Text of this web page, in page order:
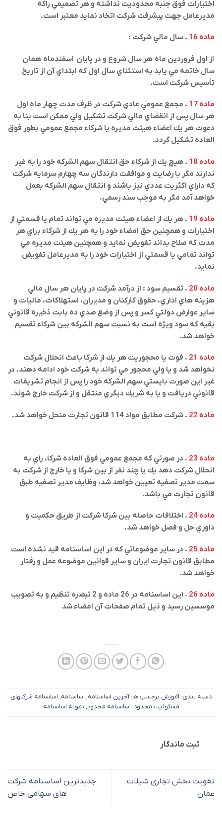
اختيارات فوق جنبه محدوديت نداشته و هر تصميمي راكه
مديرعامل جهت پيشرفت شركت اتخاد نمايد معتبر است.
ماده 16 . سال مالي شركت :
از اول فروردین ماه هر سال شروع و در پایان اسفندماه همان
سال خاتمه مي يابد به استثناي سال اول كه ابتداي آن از تاريخ
تأسيس شركت است.
ماده 17
. مجمع عمومي عادي شركت در ظرف مدت چهار ماه اول
هر سال پس از انقضاي مالي شركت تشكيل ولي ممكن است بنا به
دعوت هر يك اعضاء هيئت مديره يا شركاء مجمع عمومي بطور فوق
العاده تشكيل گردد.
ماده 18
. هيچ يك از شركاء حق انتقال سهم الشركه خود را به غير
ندارند مگر با رضايت و موافقت دارندگان سه چهارم سرمايه شركت
كه داراي اكثريت عددي نيز باشند و انتقال سهم الشركه بعمل
خواهد آمد مگر به موجب سند رسمي.
ماده 19
. هر يك از اعضاء هيئت مديره مي تواند تمام يا قسمتي از
اختيارات و همچنين حق امضاء خود را به هر يك از شركاء براي هر
مدت كه صلاح بداند تفويض نمايد و همچنين هيئت مديره مي
تواند تمامي يا قسمتي از اختيارات خود را به مديرعامل تفويض
نمايد.
ماده 20
. تقسيم سود : از درآمد شركت در پايان هر سال مالي
هزينه هاي اداري، حقوق كاركنان و مديران، استهلاكات، ماليات و
ساير عوارض دولتي كسر و پس از وضع صدي ده بابت ذخيره قانوني
بقيه كه سود ويژه است به نسبت سهم الشركه بين شركاء تقسيم
خواهد شد.
ماده 21
. فوت يا محجوريت هر يك از شركا باعث انحلال شركت
نخواهد شد و يا ولي محجور مي تواند به شركت خود ادامه دهند. در
غير اين صورت بايستي سهم الشركه خود را پس از انجام تشريفات
قانوني دريافت و يا به شريك ديگري منتقل و از شركت خارج شوند.
ماده 22 . شركت مطابق مواد 114 قانون تجارت منحل خواهد شد .
ماده 23
. در صورتي كه مجمع عمومي فوق العاده شركا، راي به
انحلال شركت دهد يك یا چند نفر از بين شركا و يا خارج از شركت به
سمت مدير تصفيه تعيين خواهد شد، وظايف مدير تصفيه طبق
قانون تجارت مي باشد.
ماده 24
. اختلافات حاصله بين شركا شركت از طريق حكميت و
داوري حل و فصل خواهد شد.
ماده 25
. در ساير موضوعاتي كه در اين اساسنامه قيد نشده است
مطابق قانون تجارت ايران و ساير قوانين موضوعه عمل و رفتار
خواهد شد.
ماده 26
. اين اساسنامه در 26 ماده و 2 تبصره تنظيم و به تصويب
موسسين رسيد و ذيل تمام صفحات آن امضاء شد
دسته بندی:آموزش برچسب ها:آخرین اساسنامه, اساسنامه, اساسنامه شرکتهای
مسئولیت محدود, اساسنامه محدود, نمونه اساسنامه
ثبت ماندگار
تقویت بخش تجاری شیلات
عمان
جدیدترین اساسنامه شرکت
های سهامی خاص